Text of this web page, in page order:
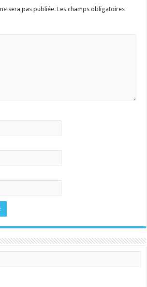
sera pas publiée. Les champs obligatoires